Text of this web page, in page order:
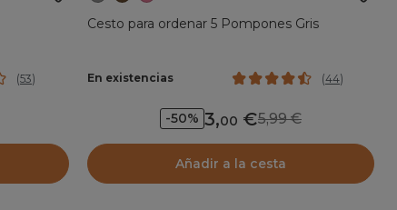
(53)
Cesto para ordenar 5 Pompones Gris
En existencias (44)
-50% 3,00 5,99
Añadir a la cesta